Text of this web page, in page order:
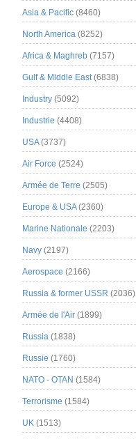
Asia & Pacific (8460)
North America (8252)
Africa & Maghreb (7157)
Gulf & Middle East(6838)
Industry (5092)
Industrie (4408)
USA(3737)
Air Force (2524)
Armée de Terre (2505)
Europe & USA(2360)
Marine Nationale (2203)
Navy (2197)
Aerospace (2166)
Russia & former USSR (2036)
Armée de l'Air (1899)
Russia (1838)
Russie (1760)
NATO - OTAN (1584)
Terrorisme (1584)
UK (1513)